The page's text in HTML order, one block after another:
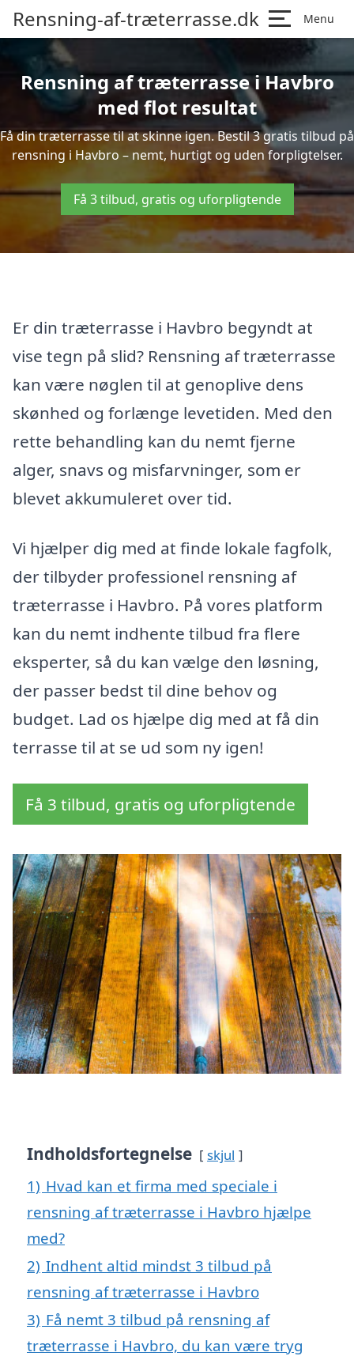
Rensning-af-træterrasse.dk Menu
Rensning af træterrasse i Havbro
med flot resultat
Få din træterrasse til at skinne igen. Bestil 3 gratis tilbud på
rensning i Havbro – nemt, hurtigt og uden forpligtelser.
Få 3 tilbud, gratis og uforpligtende
Er din træterrasse i Havbro begyndt at
vise tegn på slid? Rensning af træterrasse
kan være nøglen til at genoplive dens
skønhed og forlænge levetiden. Med den
rette behandling kan du nemt fjerne
alger, snavs og misfarvninger, som er
blevet akkumuleret over tid.
Vi hjælper dig med at finde lokale fagfolk,
der tilbyder professionel rensning af
træterrasse i Havbro. På vores platform
kan du nemt indhente tilbud fra flere
eksperter, så du kan vælge den løsning,
der passer bedst til dine behov og
budget. Lad os hjælpe dig med at få din
terrasse til at se ud som ny igen!
Få 3 tilbud, gratis og uforpligtende
Indholdsfortegnelse skjul
1) Hvad kan et firma med speciale i
rensning af træterrasse i Havbro hjælpe
med?
2) Indhent altid mindst 3 tilbud på
rensning af træterrasse i Havbro
3) Få nemt 3 tilbud på rensning af
træterrasse i Havbro, du kan være tryg